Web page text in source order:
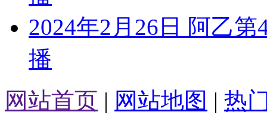
2024年2月26日 阿乙
播
网站首页 | 网站地图 | 热